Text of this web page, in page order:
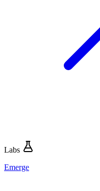
Labs
Emerge